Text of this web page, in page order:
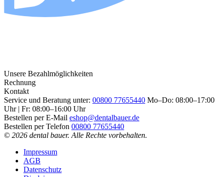
Unsere Bezahlmöglichkeiten
Rechnung
Kontakt
Service und Beratung unter: 00800 77655440 Mo–Do: 08:00–17:00
Uhr | Fr: 08:00–16:00 Uhr
Bestellen per E-Mail eshop@dentalbauer.de
Bestellen per Telefon 00800 77655440
© 2026 dental bauer. Alle Rechte vorbehalten.
Impressum
AGB
Datenschutz